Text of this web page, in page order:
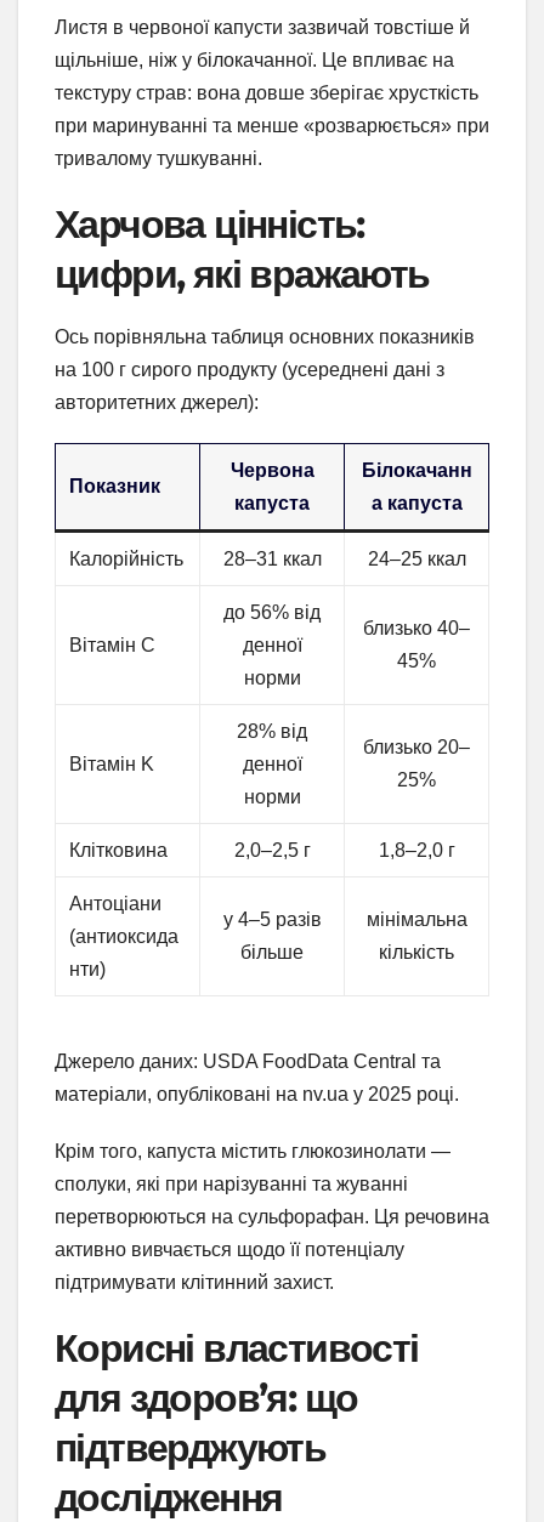
Листя в червоної капусти зазвичай товстіше й
щільніше, ніж у білокачанної. Це впливає на
текстуру страв: вона довше зберігає хрусткість
при маринуванні та менше «розварюється» при
тривалому тушкуванні.
Харчова цінність:
цифри, які вражають
Ось порівняльна таблиця основних показників
на 100 г сирого продукту (усереднені дані з
авторитетних джерел):
Показник
Червона
капуста
Білокачанн
а капуста
Калорійність 28–31 ккал 24–25 ккал
Вітамін C
до 56% від
денної
норми
близько 40–
45%
Вітамін K
28% від
денної
норми
близько 20–
25%
Клітковина 2,0–2,5 г 1,8–2,0 г
Антоціани
(антиоксида
нти)
у 4–5 разів
більше
мінімальна
кількість
Джерело даних: USDA FoodData Central та
матеріали, опубліковані на nv.ua у 2025 році.
Крім того, капуста містить глюкозинолати —
сполуки, які при нарізуванні та жуванні
перетворюються на сульфорафан. Ця речовина
активно вивчається щодо її потенціалу
підтримувати клітинний захист.
Корисні властивості
для здоров’я: що
підтверджують
дослідження